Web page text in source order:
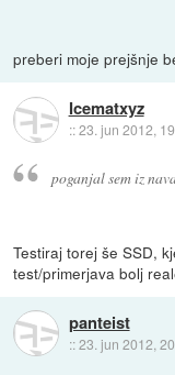
preberi moje prejšnje
Icematxyz
::23. jun 2012,
poganjal sem iz
Testiraj torej še SSD,
test/primerjava bolj
panteist
::23. jun 2012,